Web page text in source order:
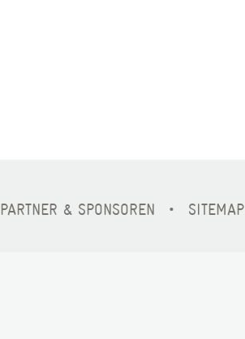
PARTNER & SPONSOREN SITEMAP